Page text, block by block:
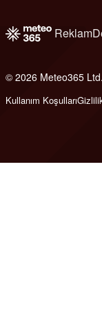
Reklam
© 2026 Meteo365 Ltd.
Kullanım Koşulları